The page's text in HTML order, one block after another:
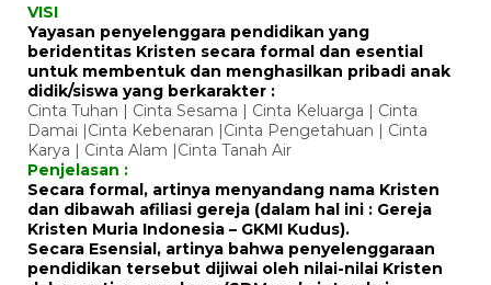
VISI
Yayasan penyelenggara pendidikan yang
beridentitas Kristen secara formal dan esential
untuk membentuk dan menghasilkan pribadi anak
didik/siswa yang berkarakter :
Cinta Tuhan | Cinta Sesama | Cinta Keluarga | Cinta
Damai |Cinta Kebenaran |Cinta Pengetahuan | Cinta
Karya | Cinta Alam |Cinta Tanah Air
Penjelasan :
Secara formal, artinya menyandang nama Kristen
dan dibawah afiliasi gereja (dalam hal ini : Gereja
Kristen Muria Indonesia – GKMI Kudus).
Secara Esensial, artinya bahwa penyelenggaraan
pendidikan tersebut dijiwai oleh nilai-nilai Kristen